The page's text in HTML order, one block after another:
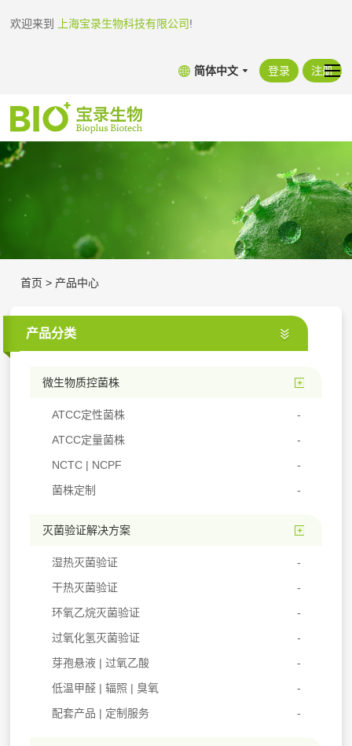
欢迎来到 上海宝录生物科技有限公司!
简体中文 登录 注册
首页 > 产品中心
产品分类
微生物质控菌株
ATCC定性菌株
ATCC定量菌株
NCTC | NCPF
菌株定制
灭菌验证解决方案
湿热灭菌验证
干热灭菌验证
环氧乙烷灭菌验证
过氧化氢灭菌验证
芽孢悬液 | 过氧乙酸
低温甲醛 | 辐照 | 臭氧
配套产品 | 定制服务